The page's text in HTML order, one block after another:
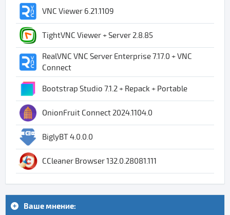
VNC Viewer 6.21.1109
TightVNC Viewer + Server 2.8.85
RealVNC VNC Server Enterprise 7.17.0 + VNC
Connect
Bootstrap Studio 7.1.2 + Repack + Portable
OnionFruit Connect 2024.1104.0
BiglyBT 4.0.0.0
CCleaner Browser 132.0.28081.111
Ваше мнение: